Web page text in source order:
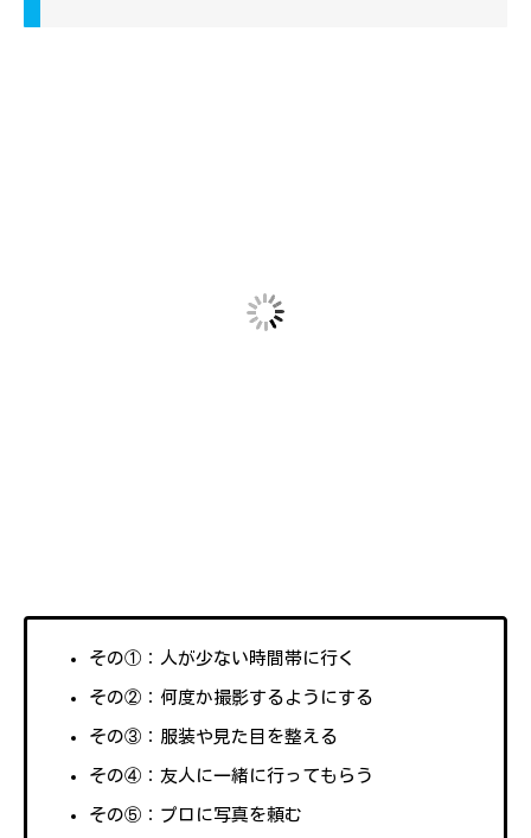
その①：人が少ない時間帯に行く
その②：何度か撮影するようにする
その③：服装や見た目を整える
その④：友人に一緒に行ってもらう
その⑤：プロに写真を頼む